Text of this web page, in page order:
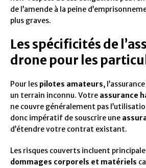
de l’amende à la peine
plus graves.
Les spécificités de
drone pour les
Pour les pilotes amateurs,
un terrain inconnu. Votre assurance
ne couvre généralement pas
donc impératif de souscrire une
d’étendre votre contrat existant.
Les risques couverts incluent
dommages corporels et matériels